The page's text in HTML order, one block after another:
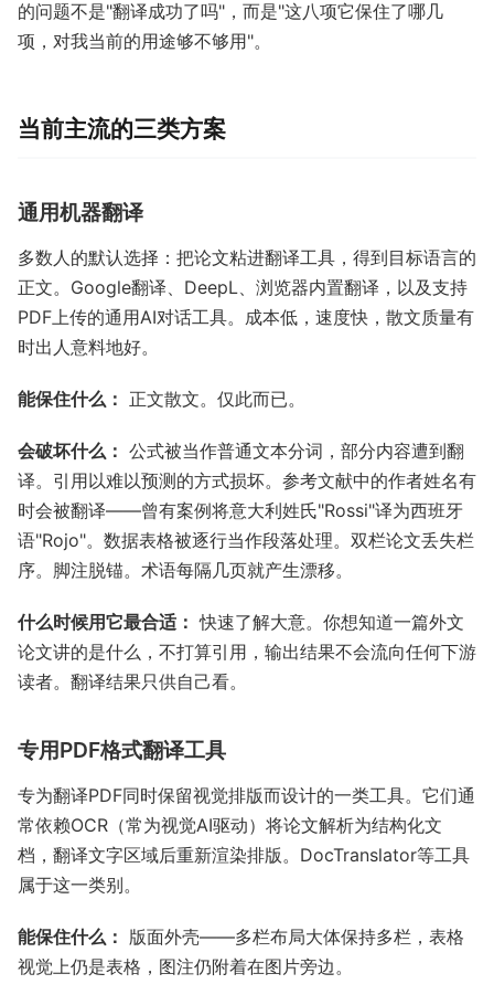
的问题不是"翻译成功了吗"，而是"这八项它保住了哪几
项，对我当前的用途够不够用"。
当前主流的三类方案
通用机器翻译
多数人的默认选择：把论文粘进翻译工具，得到目标语言的
正文。Google翻译、DeepL、浏览器内置翻译，以及支持
PDF上传的通用AI对话工具。成本低，速度快，散文质量有
时出人意料地好。
能保住什么： 正文散文。仅此而已。
会破坏什么： 公式被当作普通文本分词，部分内容遭到翻
译。引用以难以预测的方式损坏。参考文献中的作者姓名有
时会被翻译——曾有案例将意大利姓氏"Rossi"译为西班牙
语"Rojo"。数据表格被逐行当作段落处理。双栏论文丢失栏
序。脚注脱锚。术语每隔几页就产生漂移。
什么时候用它最合适： 快速了解大意。你想知道一篇外文
论文讲的是什么，不打算引用，输出结果不会流向任何下游
读者。翻译结果只供自己看。
专用PDF格式翻译工具
专为翻译PDF同时保留视觉排版而设计的一类工具。它们通
常依赖OCR（常为视觉AI驱动）将论文解析为结构化文
档，翻译文字区域后重新渲染排版。DocTranslator等工具
属于这一类别。
能保住什么： 版面外壳——多栏布局大体保持多栏，表格
视觉上仍是表格，图注仍附着在图片旁边。